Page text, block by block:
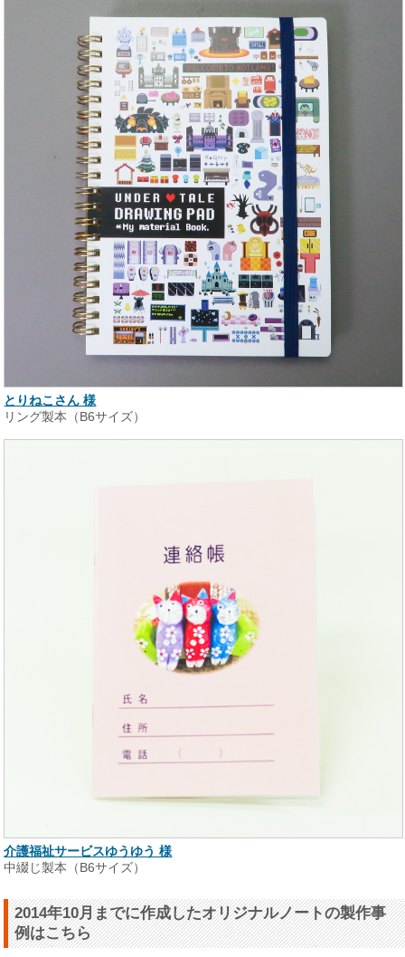
とりねこさん 様
リング製本（B6サイズ）
介護福祉サービスゆうゆう 様
中綴じ製本（B6サイズ）
2014年10月までに作成したオリジナルノートの製作事
例はこちら